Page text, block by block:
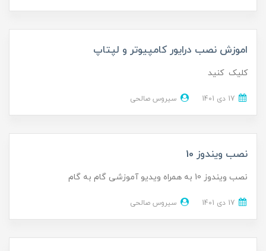
اموزش نصب درایور کامپیوتر و لپتاپ
کلیک کنید
سیروس صالحی
نصب ویندوز 10
نصب ویندوز 10 به همراه ویدیو آموزشی گام به گام
سیروس صالحی